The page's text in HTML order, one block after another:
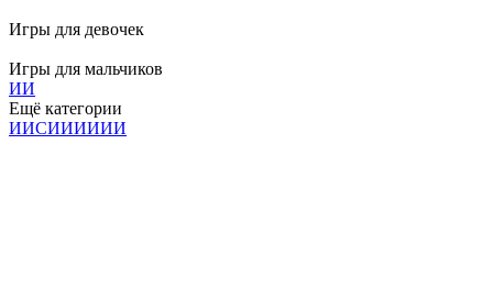
Игры для девочек
Игры для мальчиков
ИИ
Ещё категории
ИИСИИИИИИ